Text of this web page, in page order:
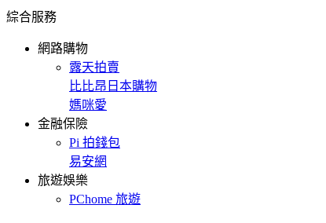
綜合服務
網路購物
露天拍賣
比比昂日本購物
媽咪愛
金融保險
Pi 拍錢包
易安網
旅遊娛樂
PChome 旅遊